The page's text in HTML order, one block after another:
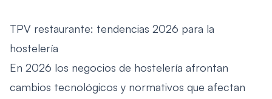
TPV restaurante: tendencias 2026 para la
hostelería
En 2026 los negocios de hostelería afrontan
cambios tecnológicos y normativos que afectan